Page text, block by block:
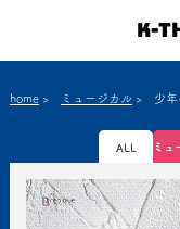
K-
home> ミュージカル> 少年
ALL ミュ